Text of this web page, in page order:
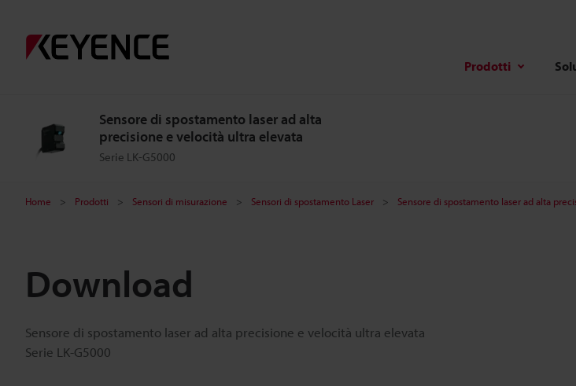
Prodotti
Sensore di spostamento laser ad alta
precisione e velocità ultra elevata
Serie LK-G5000
Home Prodotti Sensori di misurazione Sensori di spostamento Laser Sensore di spostamento laser ad alta
Download
Sensore di spostamento laser ad alta precisione e velocità ultra elevata
Serie LK-G5000